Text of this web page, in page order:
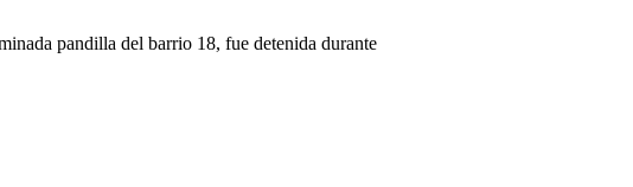
pandilla del barrio 18, fue detenida durante